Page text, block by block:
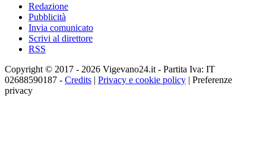
Redazione
Pubblicità
Invia comunicato
Scrivi al direttore
RSS
Copyright © 2017 - 2026 Vigevano24.it - Partita Iva: IT
02688590187 - Credits | Privacy e cookie policy | Preferenze
privacy